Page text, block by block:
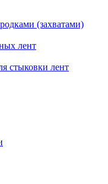
(захватами)
лент
стыковки лент